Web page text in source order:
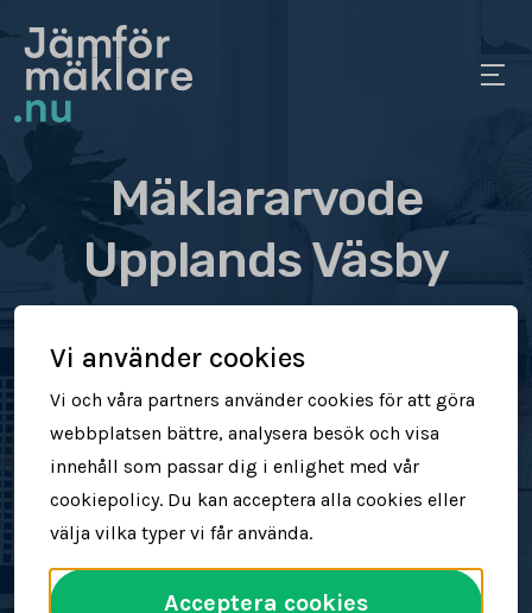
Mäklararvode
Upplands Väsby
i arvode
Jämför mäklararvoden
Se vad mäklare tar för att sälja din
bostad
Spara tid och pengar
Vi använder cookies
Vi och våra partners använder cookies för att göra
webbplatsen bättre, analysera besök och visa
innehåll som passar dig i enlighet med vår
cookiepolicy. Du kan acceptera alla cookies eller
välja vilka typer vi får använda.
Acceptera cookies